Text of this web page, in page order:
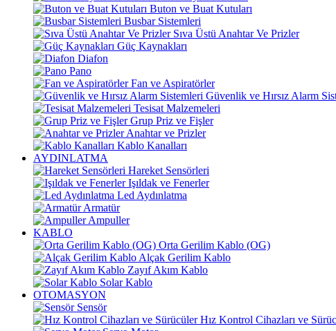
Buton ve Buat Kutuları
Busbar Sistemleri
Sıva Üstü Anahtar Ve Prizler
Güç Kaynakları
Diafon
Pano
Fan ve Aspiratörler
Güvenlik ve Hırsız Alarm
Tesisat Malzemeleri
Grup Priz ve Fişler
Anahtar ve Prizler
Kablo Kanalları
AYDINLATMA
Hareket Sensörleri
Işıldak ve Fenerler
Led Aydınlatma
Armatür
Ampuller
KABLO
Orta Gerilim Kablo (OG)
Alçak Gerilim Kablo
Zayıf Akım Kablo
Solar Kablo
OTOMASYON
Sensör
Hız Kontrol Cihazları ve